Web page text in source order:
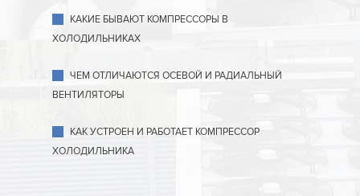
КАКИЕ БЫВАЮТ КОМПРЕССОРЫ В
ХОЛОДИЛЬНИКАХ
ЧЕМ ОТЛИЧАЮТСЯ ОСЕВОЙ И РАДИАЛЬНЫЙ
ВЕНТИЛЯТОРЫ
КАК УСТРОЕН И РАБОТАЕТ КОМПРЕССОР
ХОЛОДИЛЬНИКА